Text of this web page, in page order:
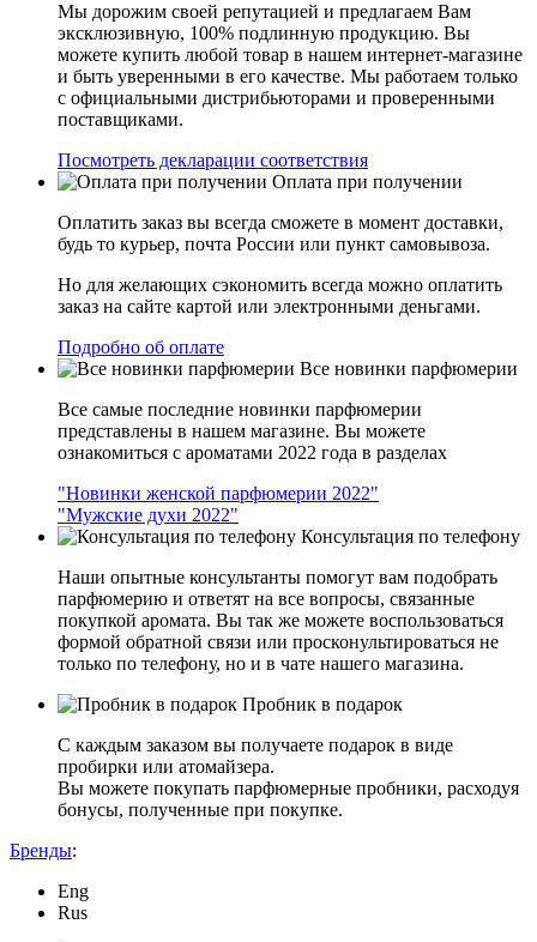
Мы дорожим своей репутацией и предлагаем Вам
эксклюзивную, 100% подлинную продукцию. Вы
можете купить любой товар в нашем интернет-магазине
и быть уверенными в его качестве. Мы работаем только
с официальными дистрибьюторами и проверенными
поставщиками.
Посмотреть декларации соответствия
Оплата при получении
Оплатить заказ вы всегда сможете в момент доставки,
будь то курьер, почта России или пункт самовывоза.
Но для желающих сэкономить всегда можно оплатить
заказ на сайте картой или электронными деньгами.
Подробно об оплате
Все новинки парфюмерии
Все самые последние новинки парфюмерии
представлены в нашем магазине. Вы можете
ознакомиться с ароматами 2022 года в разделах
"Новинки женской парфюмерии 2022"
"Мужские духи 2022"
Консультация по телефону
Наши опытные консультанты помогут вам подобрать
парфюмерию и ответят на все вопросы, связанные
покупкой аромата. Вы так же можете воспользоваться
формой обратной связи или просконультироваться не
только по телефону, но и в чате нашего магазина.
Пробник в подарок
С каждым заказом вы получаете подарок в виде
пробирки или атомайзера.
Вы можете покупать парфюмерные пробники, расходуя
бонусы, полученные при покупке.
Бренды:
Eng
Rus